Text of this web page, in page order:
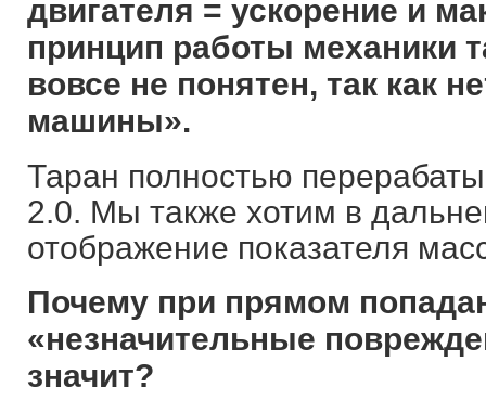
двигателя = ускорение и
принцип работы механики
вовсе не понятен, так как
машины».
Таран полностью
2.0. Мы также хотим в
отображение показателя
Почему при прямом
«незначительные
значит?